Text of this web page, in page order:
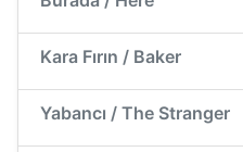
Kara Fırın / Baker
Yabancı / The Stranger